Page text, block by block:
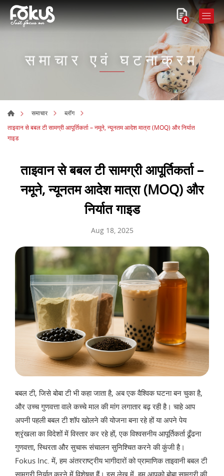
0
समाचार एवं घटनाक्रम
समाचार
ब्लॉग
ताइवान से बबल टी सामग्री आपूर्तिकर्ता – नमूने, न्यूनतम आदेश मात्रा (MOQ) और निर्यात
गाइड
ताइवान से बबल टी सामग्री आपूर्तिकर्ता –
नमूने, न्यूनतम आदेश मात्रा (MOQ) और
निर्यात गाइड
Aug 18, 2025
बबल टी, जिसे बोबा टी भी कहा जाता है, अब एक वैश्विक घटना बन चुका है,
और उच्च गुणवत्ता वाले कच्चे माल की मांग लगातार बढ़ रही है। चाहे आप
अपनी पहली बबल टी शॉप खोलने की योजना बना रहे हों या अपने पेय
श्रृंखला का विदेशों में विस्तार कर रहे हों, एक विश्वसनीय आपूर्तिकर्ता ढूँढना
गुणवत्ता, स्थिरता और सुचारू संचालन सुनिश्चित करने की कुंजी है।
Fokus Inc. में, हम अंतरराष्ट्रीय भागीदारों को प्रामाणिक ताइवानी बबल टी
सामग्री निर्यात करने में विशेषज्ञ हैं। इस लेख में, हम आपको बोबा सामग्री की